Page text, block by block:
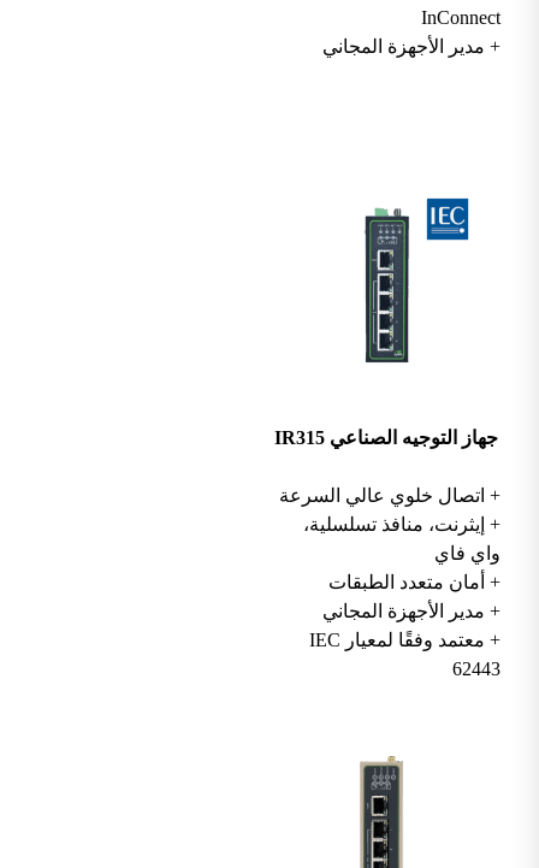
InConnect
+ مدير الأجهزة المجاني
جهاز التوجيه الصناعي IR315
+ اتصال خلوي عالي السرعة
+ إيثرنت، منافذ تسلسلية،
واي فاي
+ أمان متعدد الطبقات
+ مدير الأجهزة المجاني
+ معتمد وفقًا لمعيار IEC
62443